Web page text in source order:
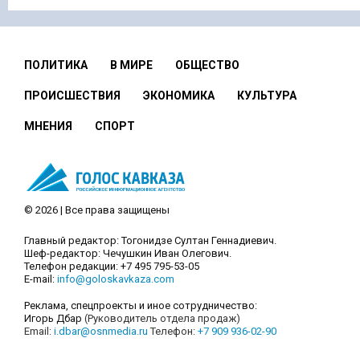
ПОЛИТИКА В МИРЕ ОБЩЕСТВО
ПРОИСШЕСТВИЯ ЭКОНОМИКА КУЛЬТУРА
МНЕНИЯ СПОРТ
© 2026 | Все права защищены
Главный редактор: Тогонидзе Султан Геннадиевич.
Шеф-редактор: Чечушкин Иван Олегович.
Телефон редакции: +7 495 795-53-05
E-mail: info@goloskavkaza.com
Реклама, спецпроекты и иное сотрудничество:
Игорь Дбар (Руководитель отдела продаж)
Email: i.dbar@osnmedia.ru Телефон: +7 909 936-02-90